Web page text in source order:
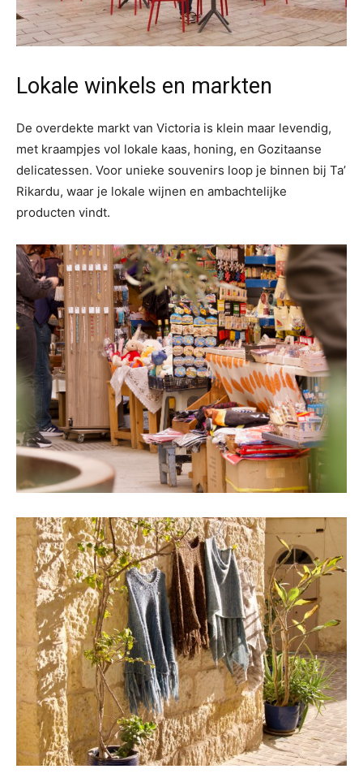
Lokale winkels en markten
De overdekte markt van Victoria is klein maar levendig,
met kraampjes vol lokale kaas, honing, en Gozitaanse
delicatessen. Voor unieke souvenirs loop je binnen bij Ta’
Rikardu, waar je lokale wijnen en ambachtelijke
producten vindt.